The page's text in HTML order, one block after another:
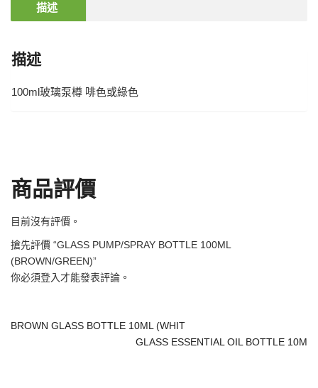
描述
描述
100ml玻璃泵樽 啡色或綠色
商品評價
目前沒有評價。
搶先評價 “GLASS PUMP/SPRAY BOTTLE 100ML
(BROWN/GREEN)”
你必須登入 才能發表評論。
BROWN GLASS BOTTLE 10ML (WHIT
GLASS ESSENTIAL OIL BOTTLE 10M